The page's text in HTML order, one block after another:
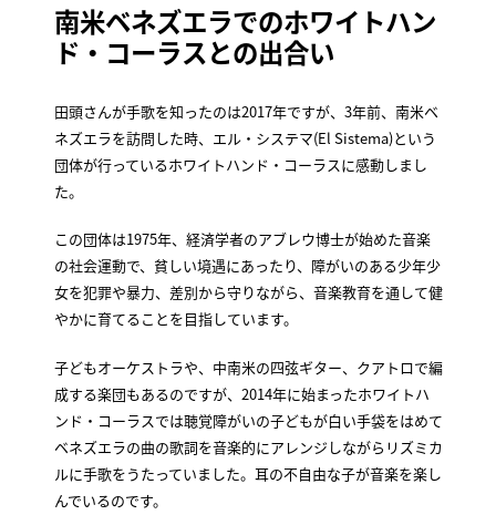
南米ベネズエラでのホワイトハン
ド・コーラスとの出合い
田頭さんが手歌を知ったのは2017年ですが、3年前、南米ベ
ネズエラを訪問した時、エル・システマ(El Sistema)という
団体が行っているホワイトハンド・コーラスに感動しまし
た。
この団体は1975年、経済学者のアブレウ博士が始めた音楽
の社会運動で、貧しい境遇にあったり、障がいのある少年少
女を犯罪や暴力、差別から守りながら、音楽教育を通して健
やかに育てることを目指しています。
子どもオーケストラや、中南米の四弦ギター、クアトロで編
成する楽団もあるのですが、2014年に始まったホワイトハ
ンド・コーラスでは聴覚障がいの子どもが白い手袋をはめて
ベネズエラの曲の歌詞を音楽的にアレンジしながらリズミカ
ルに手歌をうたっていました。耳の不自由な子が音楽を楽し
んでいるのです。